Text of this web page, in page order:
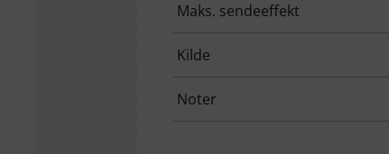
Maks. sendeeffekt
Kilde
Noter